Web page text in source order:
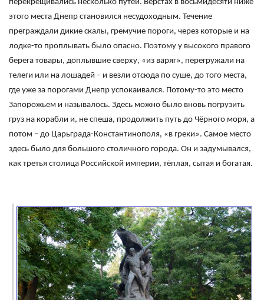
перекрещивались несколько путей. Верстах в восьмидесяти ниже
этого места Днепр становился несудоходным. Течение
преграждали дикие скалы, гремучие пороги, через которые и на
лодке-то проплывать было опасно. Поэтому у высокого правого
берега товары, доплывшие сверху, «из варяг», перегружали на
телеги или на лошадей – и везли отсюда по суше, до того места,
где уже за порогами Днепр успокаивался. Потому-то это место
Запорожьем и называлось. Здесь можно было вновь погрузить
груз на корабли и, не спеша, продолжить путь до Чёрного моря, а
потом – до Царьграда-Константинополя, «в греки». Самое место
здесь было для большого столичного города. Он и задумывался,
как третья столица Российской империи, тёплая, сытая и богатая.